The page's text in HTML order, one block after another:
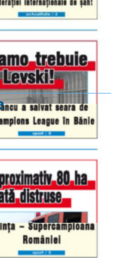
9.00 - 17.00
9.00 - 12.00